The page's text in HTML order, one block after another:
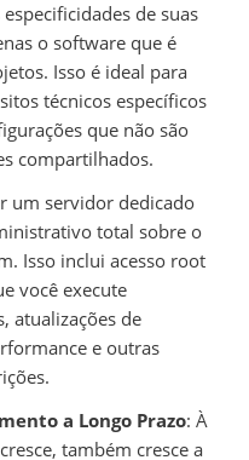
de suas
o software que é
Isso é ideal para
técnicos específicos
que não são
compartilhados.
um servidor dedicado
total sobre o
Isso inclui acesso root
você execute
atualizações de
e outras
a Longo Prazo: À
também cresce a